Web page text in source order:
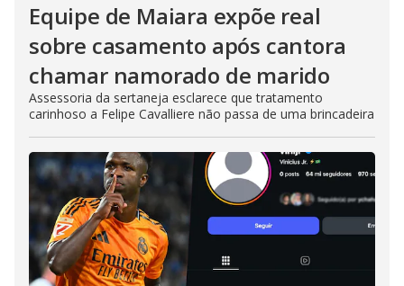
Equipe de Maiara expõe real
sobre casamento após cantora
chamar namorado de marido
Assessoria da sertaneja esclarece que tratamento
carinhoso a Felipe Cavalliere não passa de uma brincadeira